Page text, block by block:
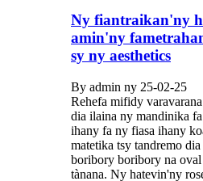
Ny fiantraikan'ny
amin'ny
sy ny aesthetics
By admin ny 25-02-25
Rehefa mifidy
dia ilaina ny mandinika
ihany fa ny fiasa ihany
matetika tsy tandremo
boribory boribory na
tànana. Ny hatevin'ny